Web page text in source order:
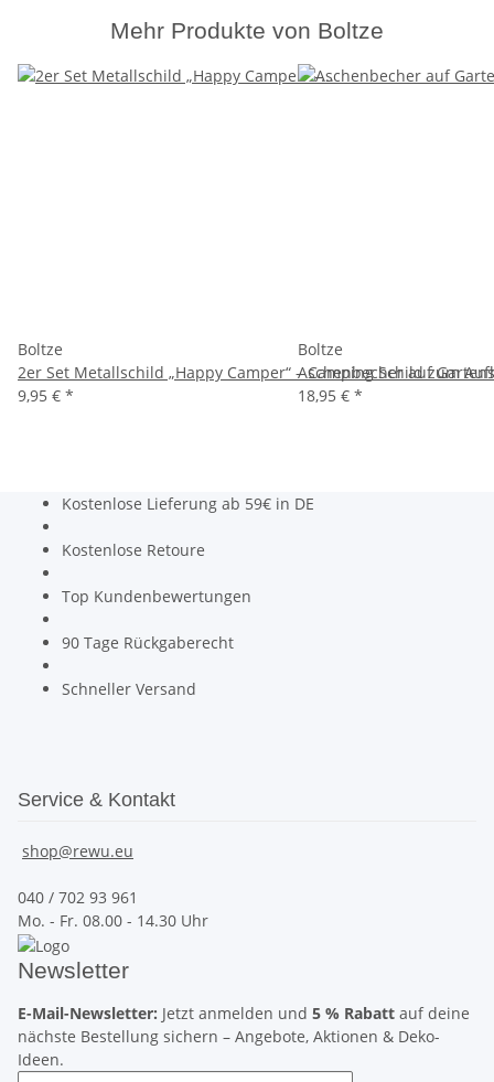
Mehr Produkte von Boltze
Boltze
2er Set Metallschild „Happy Camper“ – Camping Schild zum
9,95 € *
Boltze
Aschenbecher auf
18,95 € *
Kostenlose Lieferung ab 59€ in DE
Kostenlose Retoure
Top Kundenbewertungen
90 Tage Rückgaberecht
Schneller Versand
Service & Kontakt
shop@rewu.eu
040 / 702 93 961
Mo. - Fr. 08.00 - 14.30 Uhr
Newsletter
E-Mail-Newsletter: Jetzt anmelden und 5 % Rabatt auf deine
nächste Bestellung sichern – Angebote, Aktionen & Deko-
Ideen.